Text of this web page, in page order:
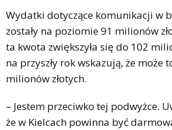
Wydatki dotyczące komunikacji w
zostały na poziomie 91 milionów
ta kwota zwiększyła się do 102
na przyszły rok wskazują, że może
milionów złotych.
– Jestem przeciwko tej podwyżce.
że w Kielcach powinna być